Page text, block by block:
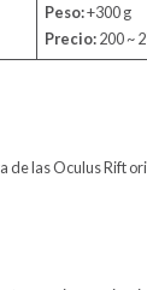
Peso:+300 g
Precio:200 ~
de las Oculus Rift